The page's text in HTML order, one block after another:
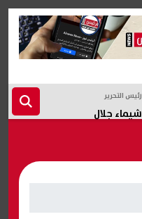
رئيس التحرير
شيماء جلال